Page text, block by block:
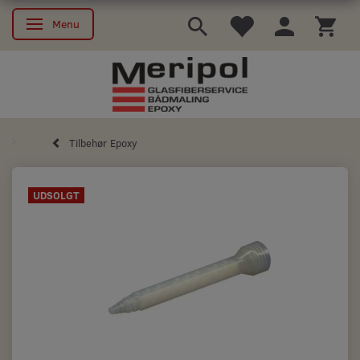
Skifte navigation
Menu
Tilbehør Epoxy
UDSOLGT